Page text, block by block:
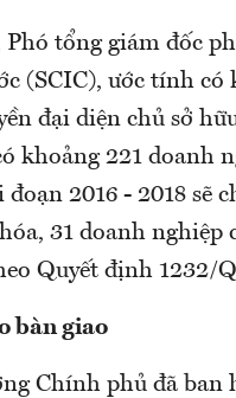
tổng giám đốc
(SCIC), ước tính có
đại diện chủ sở
khoảng 221 doanh
2016 - 2018 sẽ
31 doanh
Quyết định 1232/
bàn giao
Chính phủ đã